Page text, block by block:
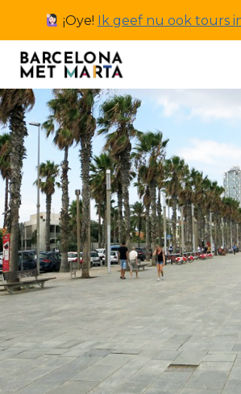
inhoud
¡Oye! Ik geef nu ook tours